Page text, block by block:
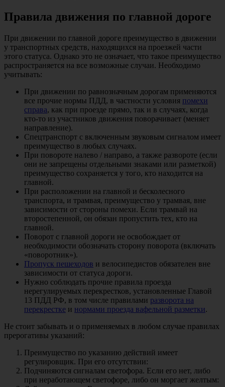
Правила движения по главной дороге
При движении по главной дороге преимущество в движении
у транспортных средств, находящихся на проезжей части
этого статуса. Однако это не означает, что такое преимущество
распространяется на все возможные случаи. Необходимо
учитывать:
При движении по равнозначным дорогам применяются
все прочие нормы ПДД, в частности условия помехи
справа, как при проезде прямо, так и в случаях, когда
кто-то из участников движения поворачивает (меняет
направление).
Спецтранспорт с включенным звуковым сигналом имеет
преимущество в любых случаях.
При повороте налево / направо, а также развороте (если
они не запрещены отдельными знаками или разметкой)
преимущество сохраняется у того, кто находится на
главной.
При расположении на главной и бесколесного
транспорта, и трамвая, преимущество у трамвая, вне
зависимости от стороны помехи. Если трамвай на
второстепенной, он обязан пропустить тех, кто на
главной.
Поворот с главной дороги не освобождает от
необходимости обозначать сторону поворота (включать
«поворотник»).
Пропуск пешеходов и велосипедистов обязателен вне
зависимости от статуса дороги.
Нужно соблюдать прочие правила проезда
нерегулируемых перекрестков, установленные Главой
13 ПДД РФ, в том числе правилами разворота на
перекрестке и нормами проезда вафельной разметки.
Не стоит забывать и о применяемых в любом случае правилах
прерогативы указаний:
Преимущество по указанию действий имеет
регулировщик. При его отсутствии:
Подчиняются сигналам светофора. Если его нет, либо
при неработающем светофоре, либо он моргает желтым: